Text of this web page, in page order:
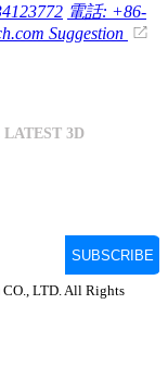
電話: +86-
Suggestion
LTD. All Rights